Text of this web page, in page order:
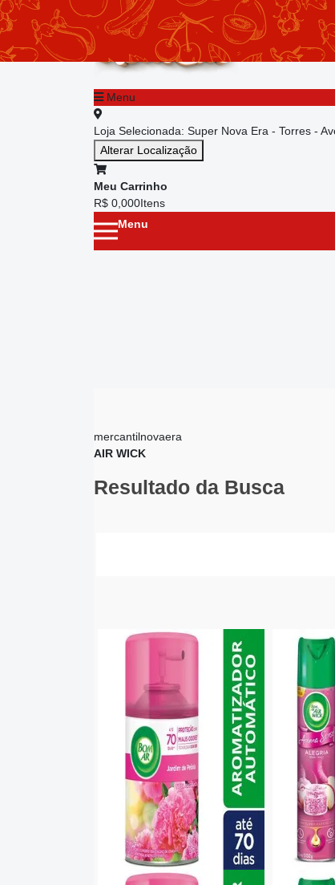
Menu
Loja Selecionada: Super Nova Era - Torres -
Alterar Localização
Meu Carrinho
R$ 0,000Itens
Menu
Menu principal
mercantilnovaera
AIR WICK
Resultado da Busca